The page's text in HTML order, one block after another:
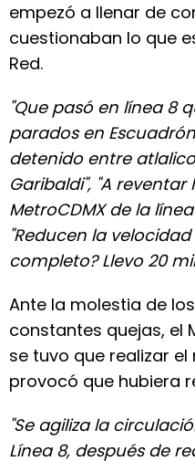
empezó a llenar de
cuestionaban lo que
Red.
"Que pasó en línea 8
parados en Escuadrón
detenido entre
Garibaldi", "A
MetroCDMX de la
"Reducen la
completo? Llevo 20
Ante la molestia de
constantes quejas, el
se tuvo que realizar
provocó que hubiera
"Se agiliza la
Línea 8, después de